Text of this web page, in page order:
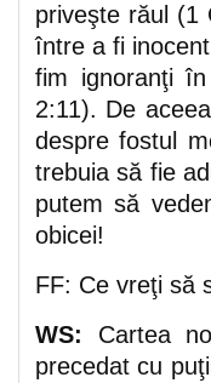
priveşte răul (1
între a fi
fim ignoranţi
2:11). De
despre fostul
trebuia să fie
putem să
obicei!
FF: Ce vreţi să
WS: Cartea
precedat cu